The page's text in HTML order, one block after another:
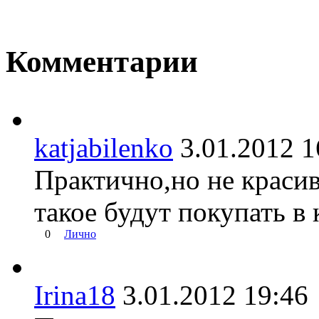
Комментарии
katjabilenko
Практично,но не
такое будут покупать в
0 Лично
Irina18 3.01.2012